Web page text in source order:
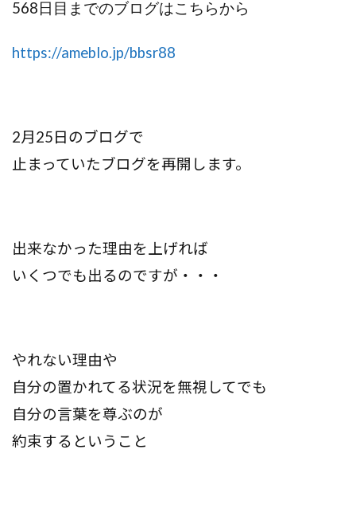
568日目までのブログはこちらから
https://ameblo.jp/bbsr88
2月25日のブログで
止まっていたブログを再開します。
出来なかった理由を上げれば
いくつでも出るのですが・・・
やれない理由や
自分の置かれてる状況を無視してでも
自分の言葉を尊ぶのが
約束するということ